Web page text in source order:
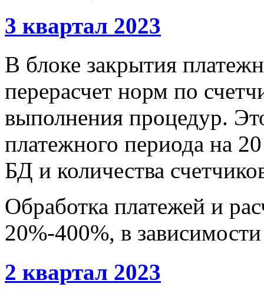
3 квартал 2023
В блоке закрытия
перерасчет норм по
выполнения процедур.
платежного периода на
БД и количества
Обработка платежей и
20%-400%, в зависимости
2 квартал 2023